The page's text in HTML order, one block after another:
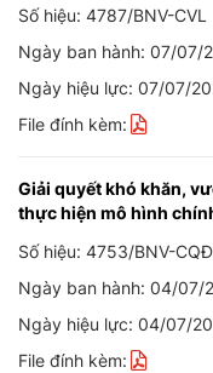
Số hiệu: 4787/BNV-CVL
Ngày ban hành: 07/07/
Ngày hiệu lực: 07/07/
File đính kèm:
Giải quyết khó khăn,
thực hiện mô hình
Số hiệu: 4753/BNV-
Ngày ban hành: 04/07/
Ngày hiệu lực: 04/07/
File đính kèm: